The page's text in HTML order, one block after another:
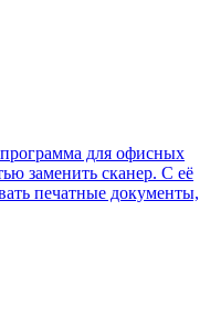
для офисных
заменить сканер. С её
печатные документы,